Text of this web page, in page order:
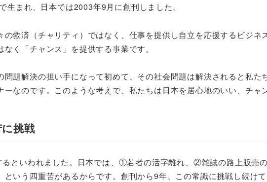
生まれ、日本では2003年9月に創刊しました。
の救済（チャリティ）ではなく、仕事を提供し自立を応援するビジ
く「チャンス」を提供する事業です。
題解決の担い手になって初めて、その社会問題は解決されると私
なのです。このような考えで、私たちは日本を居心地のいい、チャ
挑戦
るといわれました。日本では、①若者の活字離れ、②雑誌の路上販売
いう四重苦があるからです。創刊から9年、この常識に挑戦し続けて